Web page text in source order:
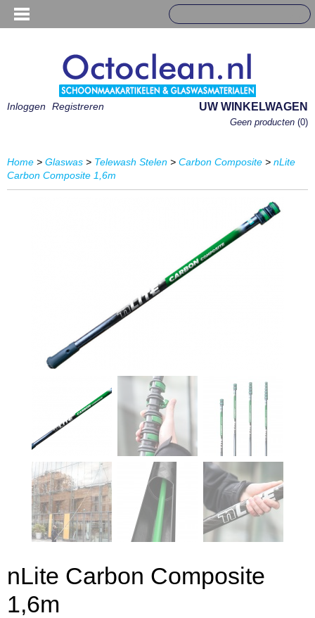
Inloggen Registreren UW WINKELWAGEN
Geen producten (0)
Home > Glaswas > Telewash Stelen > Carbon Composite > nLite
Carbon Composite 1,6m
nLite Carbon Composite
1,6m